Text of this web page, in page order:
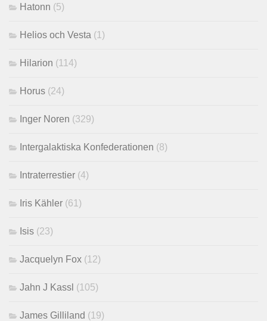
Hatonn (5)
Helios och Vesta (1)
Hilarion (114)
Horus (24)
Inger Noren (329)
Intergalaktiska Konfederationen (8)
Intraterrestier (4)
Iris Kähler (61)
Isis (23)
Jacquelyn Fox (12)
Jahn J Kassl (105)
James Gilliland (19)